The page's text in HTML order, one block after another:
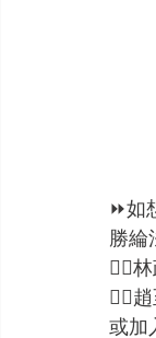
⏩如
勝綸
🦸‍♂
🦸‍♀
或加